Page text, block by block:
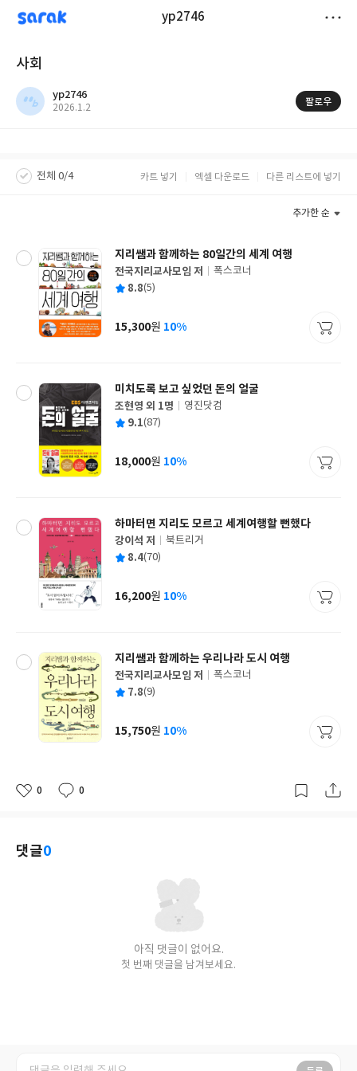
sarak yp2746
사회
yp2746
작
2026.1.2
팔로우
전체 0/4 카트 넣기 엑셀 다운로드 다른 리스트에 넣기
추가한 순
지리쌤과 함께하는 80일간의 세계 여행
글
쓴
전국지리교사모임 저
출
사
폭스코너
평 8.8(5)
가
15,300원 10%
미치도록 보고 싶었던 돈의 얼굴
글
쓴
조현영 외 1명
출
사
영진닷컴
평 9.1(87)
가
18,000원 10%
하마터면 지리도 모르고 세계여행할 뻔했다
글
쓴
강이석 저
출
사
북트리거
평 8.4(70)
가
16,200원 10%
지리쌤과 함께하는 우리나라 도시 여행
글
쓴
전국지리교사모임 저
출
사
폭스코너
평 7.8(9)
가
15,750원 10%
좋
0
댓
0
작
댓글0
아직 댓글이 없어요.
첫 번째 댓글을 남겨보세요.